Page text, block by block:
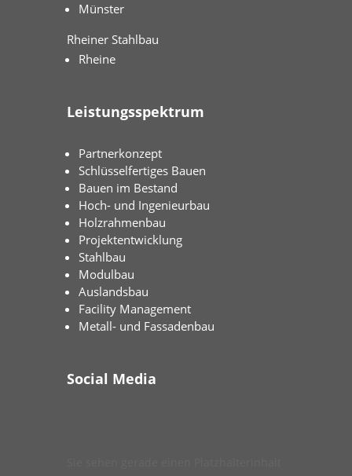
Münster
Rheiner Stahlbau
Rheine
Leistungsspektrum
Partnerkonzept
Schlüsselfertiges Bauen
Bauen im Bestand
Hoch- und Ingenieurbau
Holzrahmenbau
Projektentwicklung
Stahlbau
Modulbau
Auslandsbau
Facility Management
Metall- und Fassadenbau
Social Media